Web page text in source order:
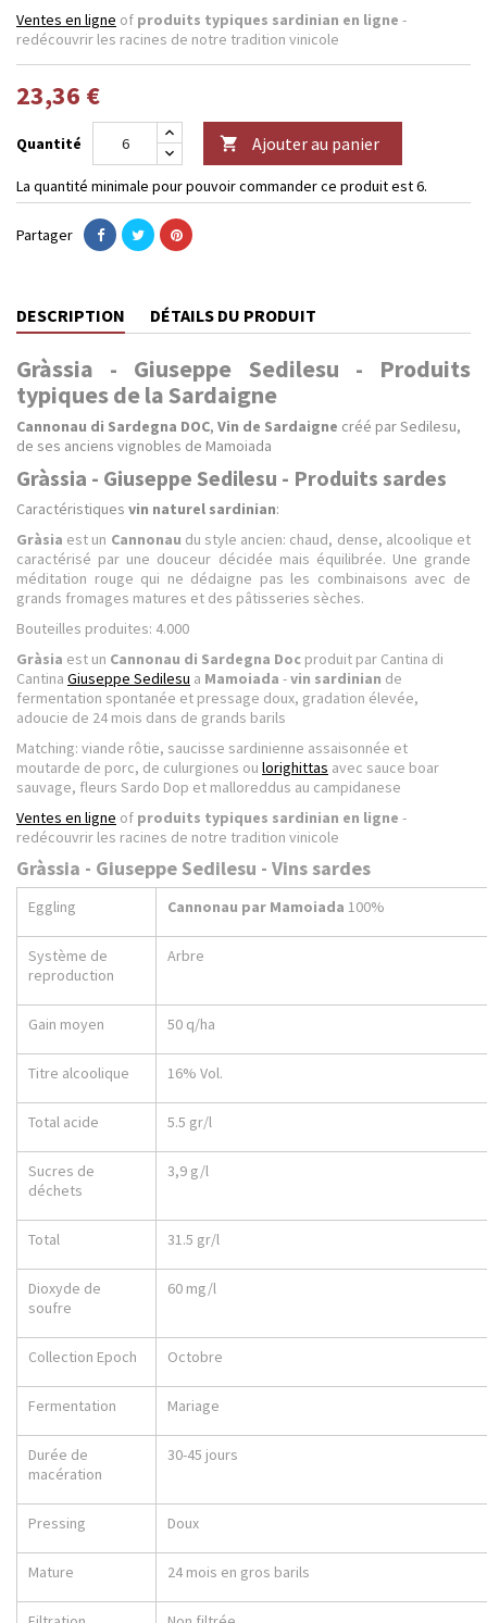
Ventes en ligne of produits typiques sardinian en ligne -
redécouvrir les racines de notre tradition vinicole
23,36 €
Quantité  Ajouter au panier
La quantité minimale pour pouvoir commander ce produit est 6.
Partager
DESCRIPTION DÉTAILS DU PRODUIT
Gràssia - Giuseppe Sedilesu - Produits
typiques de la Sardaigne
Cannonau di Sardegna DOC, Vin de Sardaigne créé par Sedilesu,
de ses anciens vignobles de Mamoiada
Gràssia - Giuseppe Sedilesu - Produits sardes
Caractéristiques vin naturel sardinian:
Gràsia est un Cannonau du style ancien: chaud, dense, alcoolique et
caractérisé par une douceur décidée mais équilibrée. Une grande
méditation rouge qui ne dédaigne pas les combinaisons avec de
grands fromages matures et des pâtisseries sèches.
Bouteilles produites: 4.000
Gràsia est un Cannonau di Sardegna Doc produit par Cantina di
Cantina Giuseppe Sedilesu a Mamoiada -vin sardinian de
fermentation spontanée et pressage doux, gradation élevée,
adoucie de 24 mois dans de grands barils
Matching: viande rôtie, saucisse sardinienne assaisonnée et
moutarde de porc, de culurgiones ou lorighittas avec sauce boar
sauvage, fleurs Sardo Dop et malloreddus au campidanese
Ventes en ligne of produits typiques sardinian en ligne -
redécouvrir les racines de notre tradition vinicole
Gràssia - Giuseppe Sedilesu - Vins sardes
Eggling Cannonau par Mamoiada 100%
Système de
reproduction
Arbre
Gain moyen 50 q/ha
Titre alcoolique 16% Vol.
Total acide 5.5 gr/l
Sucres de
déchets
3,9 g/l
Total 31.5 gr/l
Dioxyde de
soufre
60 mg/l
Collection Epoch Octobre
Fermentation Mariage
Durée de
macération
30-45 jours
Pressing Doux
Mature 24 mois en gros barils